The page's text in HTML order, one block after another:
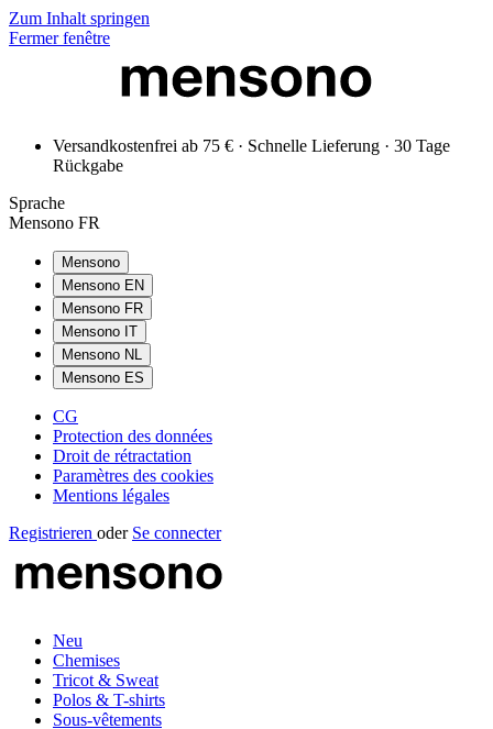
Zum Inhalt springen
Fermer fenêtre
Versandkostenfrei ab 75 € · Schnelle Lieferung · 30 Tage
Rückgabe
Sprache
Mensono FR
Mensono
Mensono EN
Mensono FR
Mensono IT
Mensono NL
Mensono ES
CG
Protection des données
Droit de rétractation
Paramètres des cookies
Mentions légales
Registrieren oder Se connecter
Neu
Chemises
Tricot & Sweat
Polos & T-shirts
Sous-vêtements